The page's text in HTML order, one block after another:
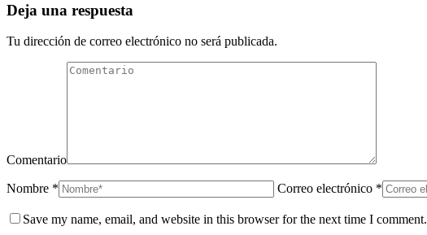
Deja una respuesta
Tu dirección de correo electrónico no será publicada.
Comentario
Nombre * Correo electrónico *
Save my name, email, and website in this browser for the next time I comment.